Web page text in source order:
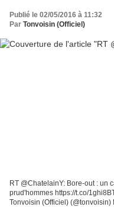
Publié le 02/05/2016 à 11:32
Par Tonvoisin (Officiel)
RT @ChatelainY: Bore-out : un
prud'hommes https://t.co/
Tonvoisin (Officiel)